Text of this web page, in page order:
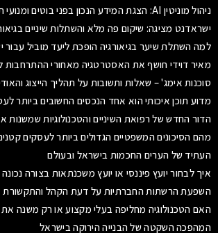
ניהול מוניטין AI: הצגת המידע הנכון בפני בוטים ומנועי תשובות
ישראדנט מציגה: שיקום פה מלא והשתלות שיניים
למה השתלת שיער בגיאורגיה הופכת ליעד מוביל עבור
מאיר דוידי חושף את האסטרטגיה מאחורי ההתרחבות
סוכנות אימג' – שאלות ותשובות על תהליך הייצוג
מדוע תוכן איכותי הוא אחד הנכסים החשובים ביותר
הדור החדש של רפואת השיניים והטכנולוגיות שמשנות
מהם הסיכונים המשפטיים הגדולים ביותר לעסקים
העתיד של הערים החכמות בישראל ובעולם
איך לבחור יועץ פיננסי או יועץ משכנתאות בצורה נכונה
השפעת הרשתות החברתיות על דעת הקהל והתקשורת
האם הטכנולוגיה מחליפה בעלי מקצוע או רק משנה
המהפכה השקטה של הבנייה הירוקה בישראל